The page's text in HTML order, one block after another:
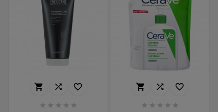
  
    
  
    